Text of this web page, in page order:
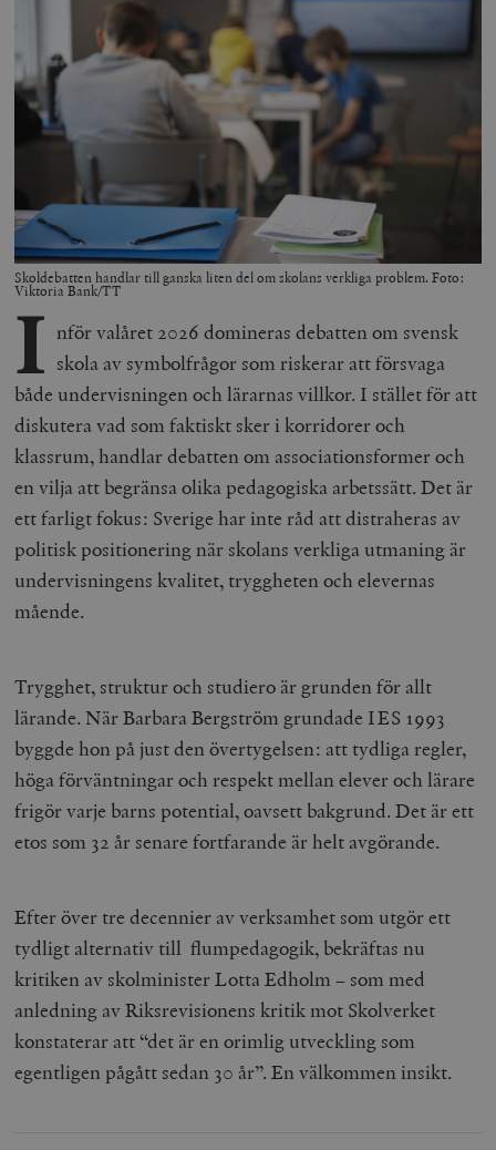
Skoldebatten handlar till ganska liten del om skolans verkliga problem. Foto:
Viktoria Bank/TT
I nför valåret 2026 domineras debatten om svensk
skola av symbolfrågor som riskerar att försvaga
både undervisningen och lärarnas villkor. I stället för att
diskutera vad som faktiskt sker i korridorer och
klassrum, handlar debatten om associationsformer och
en vilja att begränsa olika pedagogiska arbetssätt. Det är
ett farligt fokus: Sverige har inte råd att distraheras av
politisk positionering när skolans verkliga utmaning är
undervisningens kvalitet, tryggheten och elevernas
mående.
Trygghet, struktur och studiero är grunden för allt
lärande. När Barbara Bergström grundade IES 1993
byggde hon på just den övertygelsen: att tydliga regler,
höga förväntningar och respekt mellan elever och lärare
frigör varje barns potential, oavsett bakgrund. Det är ett
etos som 32 år senare fortfarande är helt avgörande.
Efter över tre decennier av verksamhet som utgör ett
tydligt alternativ till flumpedagogik, bekräftas nu
kritiken av skolminister Lotta Edholm – som med
anledning av Riksrevisionens kritik mot Skolverket
konstaterar att “det är en orimlig utveckling som
egentligen pågått sedan 30 år”. En välkommen insikt.